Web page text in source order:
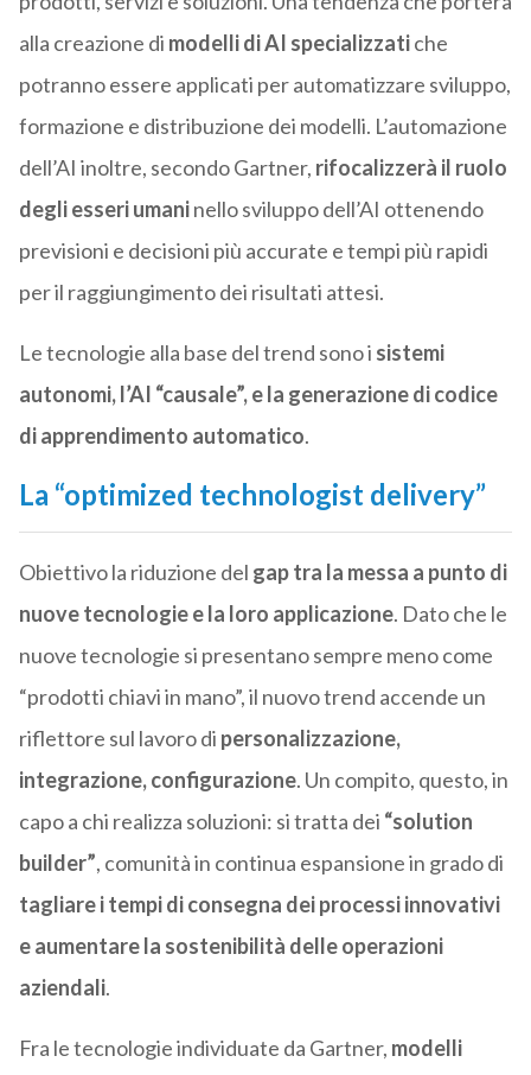
alla creazione di modelli di AI specializzatiche
potranno essere applicati per automatizzare sviluppo,
formazione e distribuzione dei modelli. L’automazione
dell’AI inoltre, secondo Gartner, rifocalizzerà il ruolo
degli esseri umaninello sviluppo dell’AI ottenendo
previsioni e decisioni più accurate e tempi più rapidi
per il raggiungimento dei risultati attesi.
Le tecnologie alla base del trend sono i sistemi
autonomi, l’AI “causale”, e la generazione di codice
di apprendimento automatico.
La “optimized technologist delivery”
Obiettivo la riduzione del gap tra la messa a punto di
nuove tecnologie e la loro applicazione. Dato che le
nuove tecnologie si presentano sempre meno come
“prodotti chiavi in mano”, il nuovo trend accende un
riflettore sul lavoro di personalizzazione,
integrazione, configurazione. Un compito, questo, in
capo a chi realizza soluzioni: si tratta dei “solution
builder”, comunità in continua espansione in grado di
tagliare i tempi di consegna dei processi innovativi
e aumentare la sostenibilità delle operazioni
aziendali.
Fra le tecnologie individuate da Gartner, modelli